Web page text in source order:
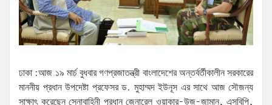
ঢাকা :আজ ১৯ মার্চ বুধবার গণপ্রজাতন্ত্রী বাংলাদেশের অন্তর্বর্তীকালীন সরকারের
মাননীয় প্রধান উপদেষ্টা প্রফেসর ড. মুহাম্মদ ইউনূস এর সাথে আজ সৌজন্য
সাক্ষাৎ করেছেন সেনাবাহিনী প্রধান জেনারেল ওয়াকার-উজ-জামান, এসবিপি,